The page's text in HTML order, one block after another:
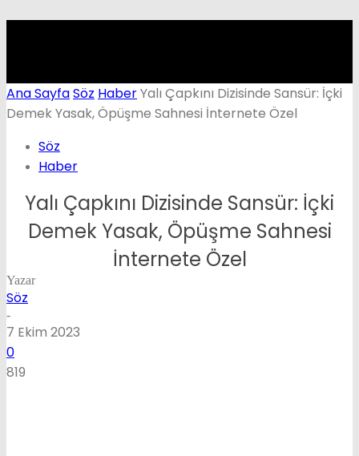
Ana SayfaSöz HaberYalı Çapkını Dizisinde Sansür: İçki
Demek Yasak, Öpüşme Sahnesi İnternete Özel
Söz
Haber
Yalı Çapkını Dizisinde Sansür: İçki
Demek Yasak, Öpüşme Sahnesi
İnternete Özel
Yazar
Söz
-
7 Ekim 2023
0
819